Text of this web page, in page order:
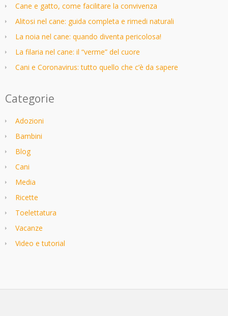
Cane e gatto, come facilitare la convivenza
Alitosi nel cane: guida completa e rimedi naturali
La noia nel cane: quando diventa pericolosa!
La filaria nel cane: il “verme” del cuore
Cani e Coronavirus: tutto quello che c’è da sapere
Categorie
Adozioni
Bambini
Blog
Cani
Media
Ricette
Toelettatura
Vacanze
Video e tutorial